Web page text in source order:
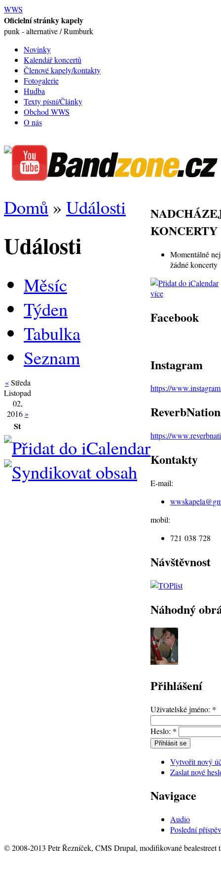
WWS
Oficielní stránky kapely
punk - alternative / Rumburk
Novinky
Kalendář koncertů
Členové kapely/kontakty
Fotogalerie
Hudba
Texty písní/Články
Obchod WWS
O nás
Domů » Události
Události
Měsíc
Týden
Tabulka
Seznam
«Středa
Listopad
02,
2016»
St
KONCERTY
Momentálně
žádné koncerty
více
Facebook
Instagram
https://
ReverbNation
https://
Kontakty
E-mail:
wwskapela@
mobil:
721 038 728
Návštěvnost
Náhodný
Přihlášení
Uživatelské jméno: *
Heslo: *
Vytvořit nový
Zaslat nové
Navigace
Audio
Poslední
© 2008-2013 Petr Řezníček, CMS Drupal, modifikované bealestreet